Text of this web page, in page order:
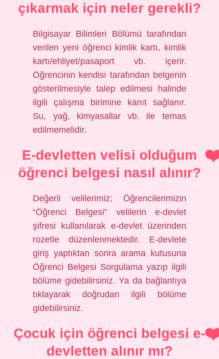
çıkarmak için neler gerekli?
Bilgisayar Bilimleri Bölümü tarafından
verilen yeni öğrenci kimlik kartı, kimlik
kartı/ehliyet/pasaport vb. içerir.
Öğrencinin kendisi tarafından belgenin
gösterilmesiyle talep edilmesi halinde
ilgili çalışma birimine kanıt sağlanır.
Su, yağ, kimyasallar vb. ile temas
edilmemelidir.
E-devletten velisi olduğum
öğrenci belgesi nasıl alınır?
Değerli velilerimiz; Öğrencilerimizin
“Öğrenci Belgesi” velilerin e-devlet
şifresi kullanılarak e-devlet üzerinden
rozetle düzenlenmektedir. E-devlete
giriş yaptıktan sonra arama kutusuna
Öğrenci Belgesi Sorgulama yazıp ilgili
bölüme gidebilirsiniz. Ya da bağlantıya
tıklayarak doğrudan ilgili bölüme
gidebilirsiniz.
Çocuk için öğrenci belgesi e-
devletten alınır mı?